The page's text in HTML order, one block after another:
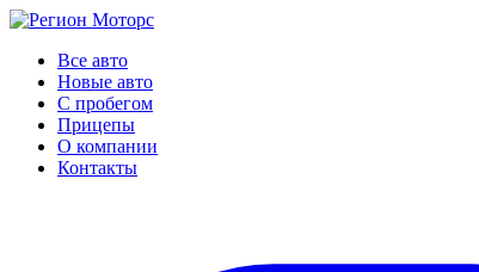
Все авто
Новые авто
С пробегом
Прицепы
О компании
Контакты